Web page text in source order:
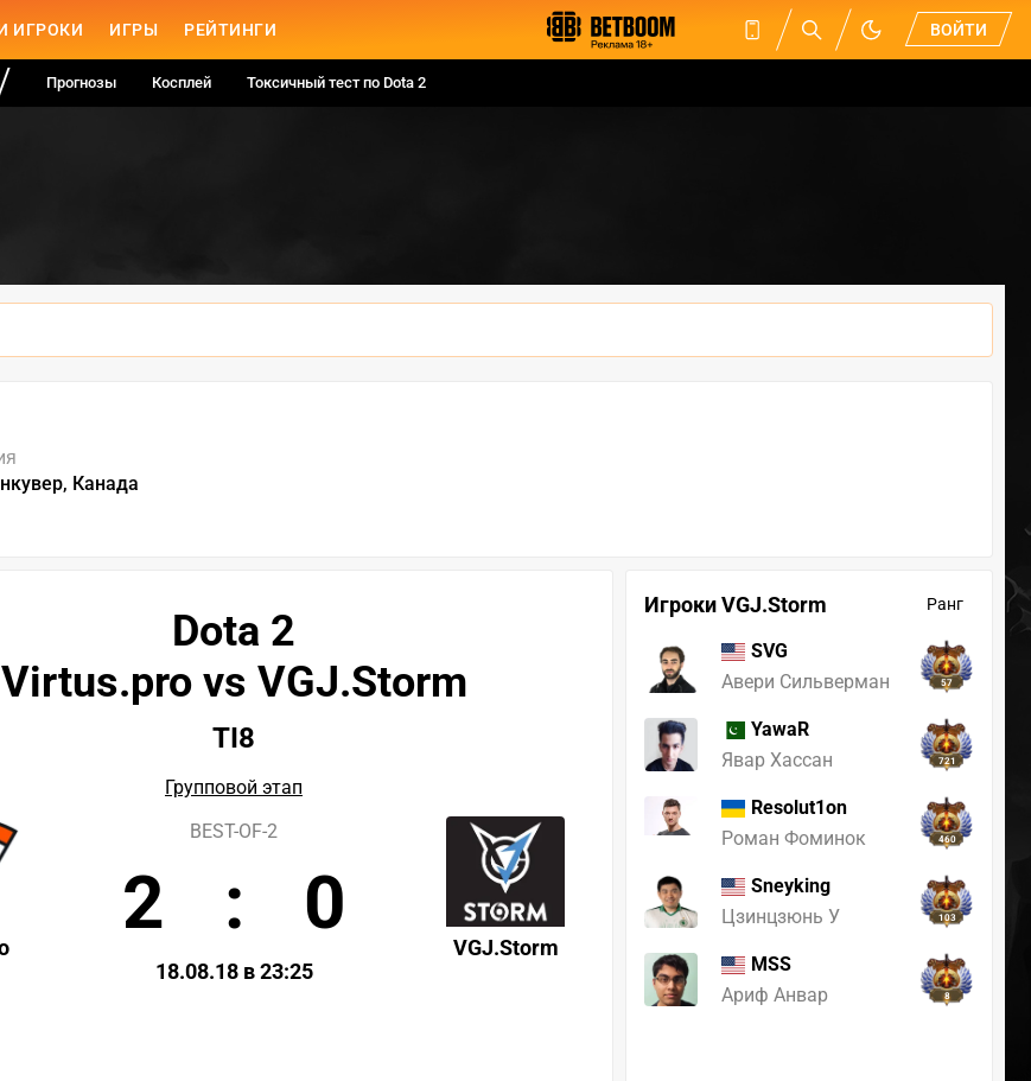
ИГРОКИ ИГРЫ РЕЙТИНГИ ВОЙТИ
Прогнозы Косплей Токсичный тест по Dota 2
Канада
Игроки VGJ.Storm Ранг
SVG
Авери Сильверман
57
YawaR
Явар Хассан
721
Resolut1on
Роман Фоминок
460
Sneyking
Цзинцзюнь У
103
MSS
Ариф Анвар
8
Dota 2
Virtus.pro vs VGJ.Storm
TI8
Групповой этап
VGJ.Storm
BEST-OF-2
2 : 0
18.08.18 в 23:25